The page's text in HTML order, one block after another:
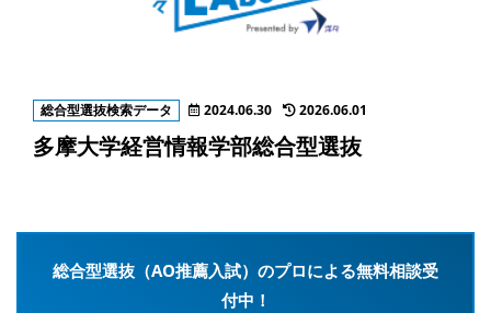
総合型選抜検索データ 2024.06.30 2026.06.01
多摩大学経営情報学部総合型選抜
総合型選抜（AO推薦入試）のプロによる無料相談受
付中！